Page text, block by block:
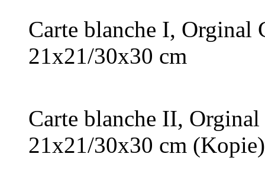
Carte blanche I, Orginal
21x21/30x30 cm
Carte blanche II,
21x21/30x30 cm (Kopie)